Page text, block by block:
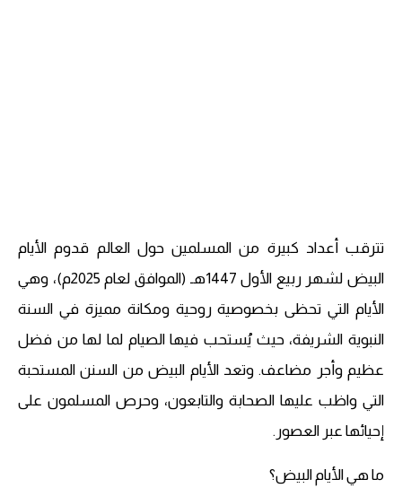
تترقب أعداد كبيرة من المسلمين حول العالم قدوم الأيام
البيض لشهر ربيع الأول 1447هـ (الموافق لعام 2025م)، وهي
الأيام التي تحظى بخصوصية روحية ومكانة مميزة في السنة
النبوية الشريفة، حيث يُستحب فيها الصيام لما لها من فضل
عظيم وأجر مضاعف. وتعد الأيام البيض من السنن المستحبة
التي واظب عليها الصحابة والتابعون، وحرص المسلمون على
إحيائها عبر العصور.
ما هي الأيام البيض؟